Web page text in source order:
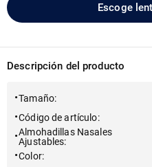
Escoge
Descripción del producto
Tamaño:
Código de artículo:
Almohadillas Nasales
Ajustables:
Color: